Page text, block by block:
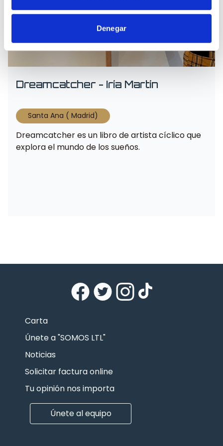
Denegar
Dreamcatcher - Iría Martín
Santa Ana ( Madrid)
Dreamcatcher es un libro de artista cíclico que
explora el mundo de los sueños.
Carta
Únete a "SOMOS LTL"
Noticias
Solicitar factura online
Tu opinión nos importa
Únete al equipo